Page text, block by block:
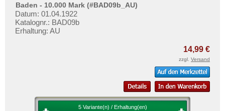
Baden - 10.000 Mark (#BAD09b_AU)
Datum: 01.04.1922
Katalognr.: BAD09b
Erhaltung: AU
14,99 €
zzgl. Versand
5 Variante(n) / Erhaltung(en)